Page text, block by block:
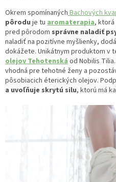
Okrem spomínanýchBachových
pôrodu je tu aromaterapia, ktorá
pred pôrodom správne naladiť
naladiť na pozitívne myšlienky,
dokážete. Unikátnym produktom v
olejov Tehotenskáod Nobilis
vhodná pre tehotné ženy a
pôsobiacich éterických olejov.
a uvoľňuje skrytú silu, ktorú má